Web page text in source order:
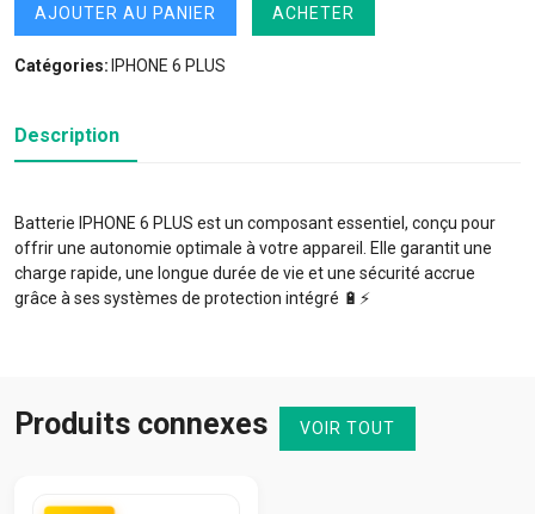
AJOUTER AU PANIER ACHETER
Catégories: IPHONE 6 PLUS
Description
Batterie IPHONE 6 PLUS est un composant essentiel, conçu pour
offrir une autonomie optimale à votre appareil. Elle garantit une
charge rapide, une longue durée de vie et une sécurité accrue
grâce à ses systèmes de protection intégré 🔋⚡️
Produits connexes VOIR TOUT